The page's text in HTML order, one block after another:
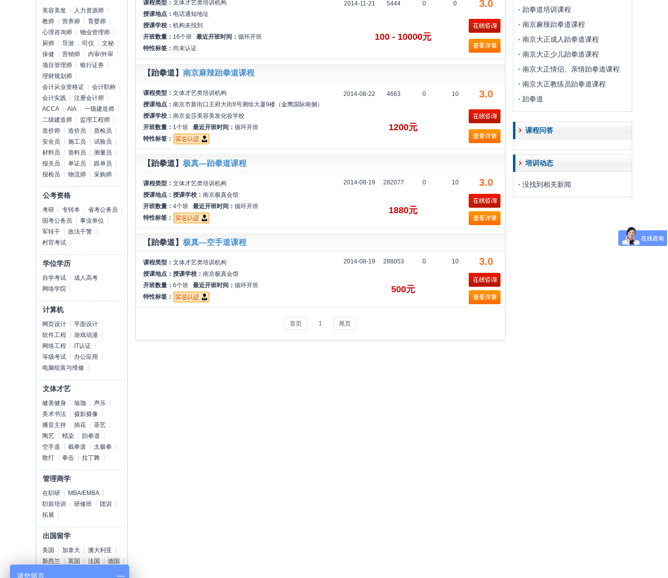
美容美发
人力资源师
教师
营养师
育婴师
心理咨询师
物业管理师
厨师
导游 司仪
文秘
保健
营销师
内审/外审
项目管理师
银行证券
理财规划师
会计从业资格证
会计职称
会计实践
注册会计师
ACCA
AIA
一级建造师
二级建造师
监理工程师
造价师
造价员
质检员
安全员
施工员
试验员
材料员
资料员
测量员
报关员
单证员
跟单员
报检员
物流师 采购师
公考资格
考研 专转本
省考公务员
国考公务员
事业单位
军转干
政法干警
村官考试
学位学历
自学考试
成人高考
网络学院
计算机
网页设计
平面设计
软件工程
游戏动漫
网络工程
IT认证
等级考试
办公应用
电脑组装与维修
文体才艺
健美健身 瑜珈
声乐
美术书法
摄影摄像
播音主持
插花
茶艺
陶艺
蜡染
跆拳道
空手道
截拳道
太极拳
散打
拳击 拉丁舞
管理商学
在职研
MBA/EMBA
职前培训
研修班
团训
拓展
出国留学
美国 加拿大
澳大利亚
新西兰
英国 法国
德国
荷兰
课程类型： 文体才艺类培训机构
授课地点： 电话通知地址
授课学校： 机构未找到
开班数量： 16个班 最近开班时间： 循环开班
特性标签： 尚未认证
2014-11-21 5444 0 0 3.0
100 - 10000元
【跆拳道】 南京麻辣跆拳道课程
课程类型： 文体才艺类培训机构
授课地点： 南京市新街口王府大街8号测绘大厦9楼（金鹰国际南侧）
授课学校： 南京金莎美容美发化妆学校
开班数量： 1个班 最近开班时间： 循环开班
特性标签：
2014-08-22 4663 0 10 3.0
1200元
【跆拳道】 极真—跆拳道课程
课程类型： 文体才艺类培训机构
授课地点： 授课学校： 南京极真会馆
开班数量： 4个班 最近开班时间： 循环开班
特性标签：
2014-08-19 282077 0 10 3.0
1880元
【跆拳道】 极真—空手道课程
课程类型： 文体才艺类培训机构
授课地点： 授课学校： 南京极真会馆
开班数量： 6个班 最近开班时间： 循环开班
特性标签：
2014-08-19 288053 0 10 3.0
500元
首页 1 尾页
跆拳道培训课程
南京麻辣跆拳道课程
南京大正成人跆拳道课程
南京大正少儿跆拳道课程
南京大正情侣、亲情跆拳道课程
南京大正教练员跆拳道课程
跆拳道
课程问答
培训动态
没找到相关新闻
请您留言